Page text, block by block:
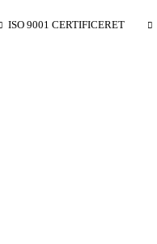
ISO 9001 CERTIFICERET